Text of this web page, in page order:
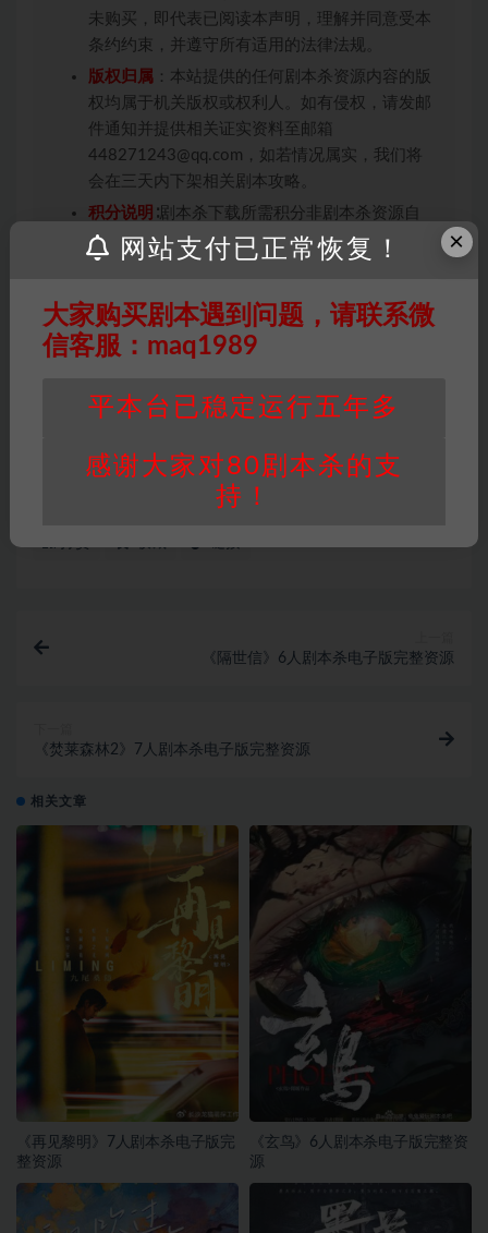
未购买，即代表已阅读本声明，理解并同意受本
条约约束，并遵守所有适用的法律法规。
版权归属 ：本站提供的任何剧本杀资源内容的版
权均属于机关版权或权利人。如有侵权，请发邮
件通知并提供相关证实资料至邮箱
448271243@qq.com，如若情况属实，我们将
会在三天内下架相关剧本攻略。
积分说明 ∶剧本杀下载所需积分非剧本杀资源自
身价值，本站积分为本站收取的赞助费，用于本
站整理资料的时间成本及网站运营所需支出费
重要提醒∶任何情况下，本站及相关人士对于访
问或购买使用引起的任何行为和纠纷，本站概不
享】可能会被取消VIP，恕不另行通知！
现代本
《隔世信》6人剧本杀电子版完整资源
《焚莱森林2》7人剧本杀电子版完整资源
相关文章
《再见黎明》7人剧本杀电子版完
整资源
《玄鸟》6人剧本杀电子版完整资
源
×
网站支付已正常恢复！
大家购买剧本遇到问题，请联系微
信客服：maq1989
平本台已稳定运行五年多
感谢大家对80剧本杀的支
持！